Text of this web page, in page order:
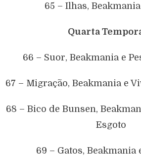
65 – Ilhas,
Quarta
66 – Suor, Beakmania e
67 – Migração, Beakmania e
68 – Bico de Bunsen,
Esgoto
69 – Gatos, Beakmania